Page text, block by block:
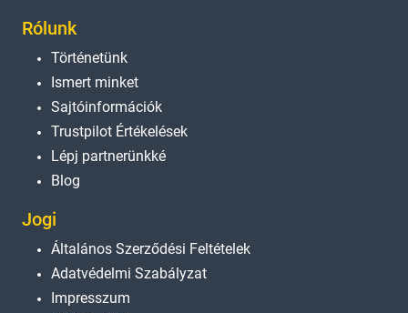
Rólunk
Történetünk
Ismert minket
Sajtóinformációk
Trustpilot Értékelések
Lépj partnerünkké
Blog
Jogi
Általános Szerződési Feltételek
Adatvédelmi Szabályzat
Impresszum